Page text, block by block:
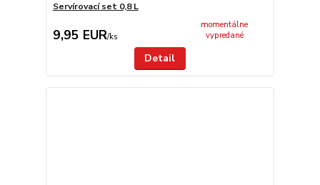
Servírovací set 0,8 L
9,95 EUR/ks
momentálne
vypredané
Detail